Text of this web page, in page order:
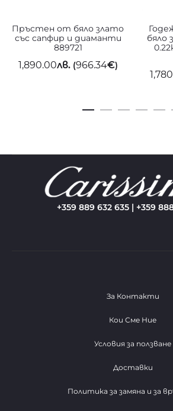
Пръстен от бяло злато
със сапфир и диаманти
889721
1,890.00лв.(966.34€)
бяло
+359 889 632 635 | +359
За Контакти
Кои Сме Ние
Условия за ползване
Доставки
Политика за замяна и за